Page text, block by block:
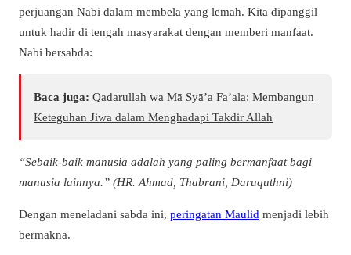
perjuangan Nabi dalam membela yang lemah. Kita dipanggil
untuk hadir di tengah masyarakat dengan memberi manfaat.
Nabi bersabda:
Baca juga: Qadarullah wa Mā Syā’a Fa’ala: Membangun
Keteguhan Jiwa dalam Menghadapi Takdir Allah
“Sebaik-baik manusia adalah yang paling bermanfaat bagi
manusia lainnya.” (HR. Ahmad, Thabrani, Daruquthni)
Dengan meneladani sabda ini, peringatan Maulid menjadi lebih
bermakna.